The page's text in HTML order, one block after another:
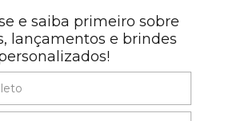
e saiba primeiro sobre
lançamentos e brindes